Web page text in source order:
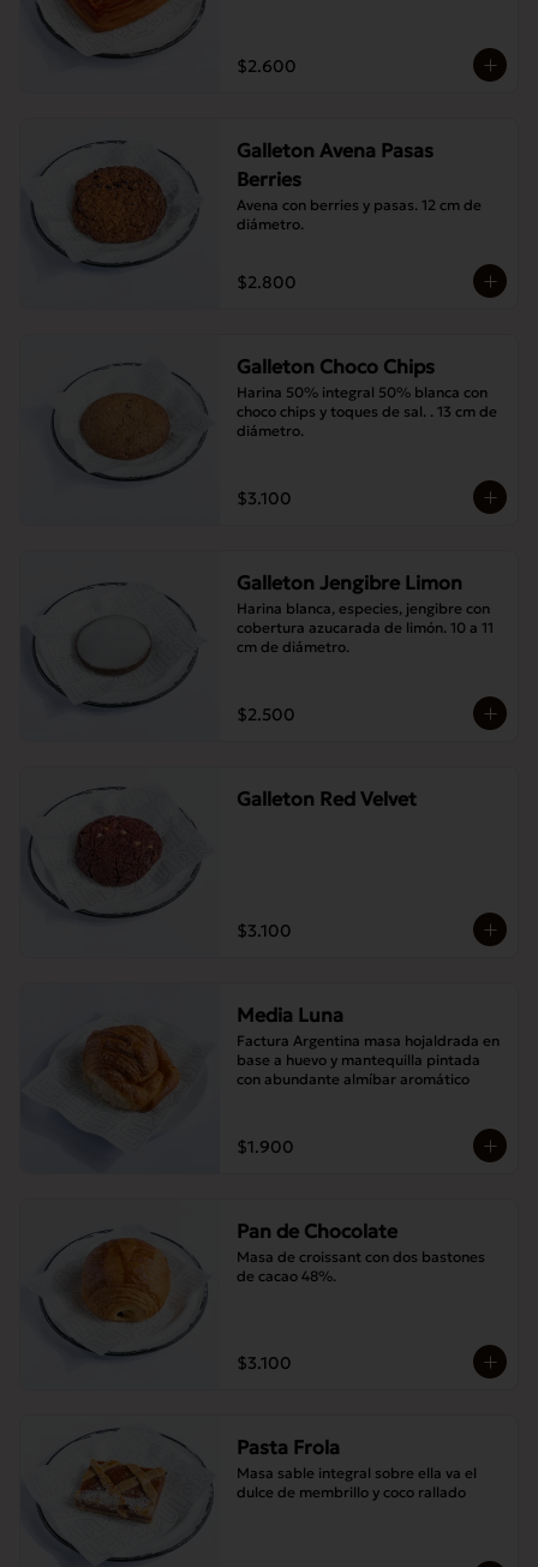
$2.600
Galleton Avena Pasas
Berries
Avena con berries y pasas. 12 cm de
diámetro.
$2.800
Galleton Choco Chips
Harina 50% integral 50% blanca con
choco chips y toques de sal. . 13 cm de
diámetro.
$3.100
Galleton Jengibre Limon
Harina blanca, especies, jengibre con
cobertura azucarada de limón. 10 a 11
cm de diámetro.
$2.500
Galleton Red Velvet
$3.100
Media Luna
Factura Argentina masa hojaldrada en
base a huevo y mantequilla pintada
con abundante almíbar aromático
$1.900
Pan de Chocolate
Masa de croissant con dos bastones
de cacao 48%.
$3.100
Pasta Frola
Masa sable integral sobre ella va el
dulce de membrillo y coco rallado